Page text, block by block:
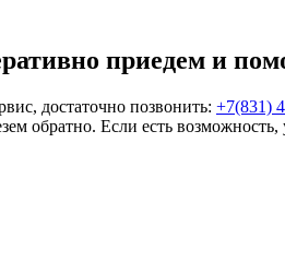
приедем и
достаточно позвонить: +7(831)
обратно. Если есть